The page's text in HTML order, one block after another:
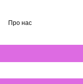
Про нас